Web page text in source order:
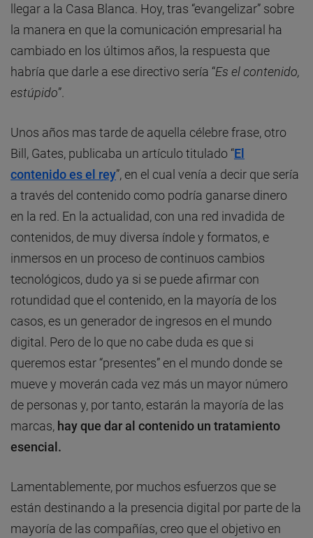
llegar a la Casa Blanca. Hoy, tras “evangelizar” sobre
la manera en que la comunicación empresarial ha
cambiado en los últimos años, la respuesta que
habría que darle a ese directivo sería “Es el contenido,
estúpido”.
Unos años mas tarde de aquella célebre frase, otro
Bill, Gates, publicaba un artículo titulado “El
contenido es el rey”, en el cual venía a decir que sería
a través del contenido como podría ganarse dinero
en la red. En la actualidad, con una red invadida de
contenidos, de muy diversa índole y formatos, e
inmersos en un proceso de continuos cambios
tecnológicos, dudo ya si se puede afirmar con
rotundidad que el contenido, en la mayoría de los
casos, es un generador de ingresos en el mundo
digital. Pero de lo que no cabe duda es que si
queremos estar “presentes” en el mundo donde se
mueve y moverán cada vez más un mayor número
de personas y, por tanto, estarán la mayoría de las
marcas, hay que dar al contenido un tratamiento
esencial.
Lamentablemente, por muchos esfuerzos que se
están destinando a la presencia digital por parte de la
mayoría de las compañías, creo que el objetivo en